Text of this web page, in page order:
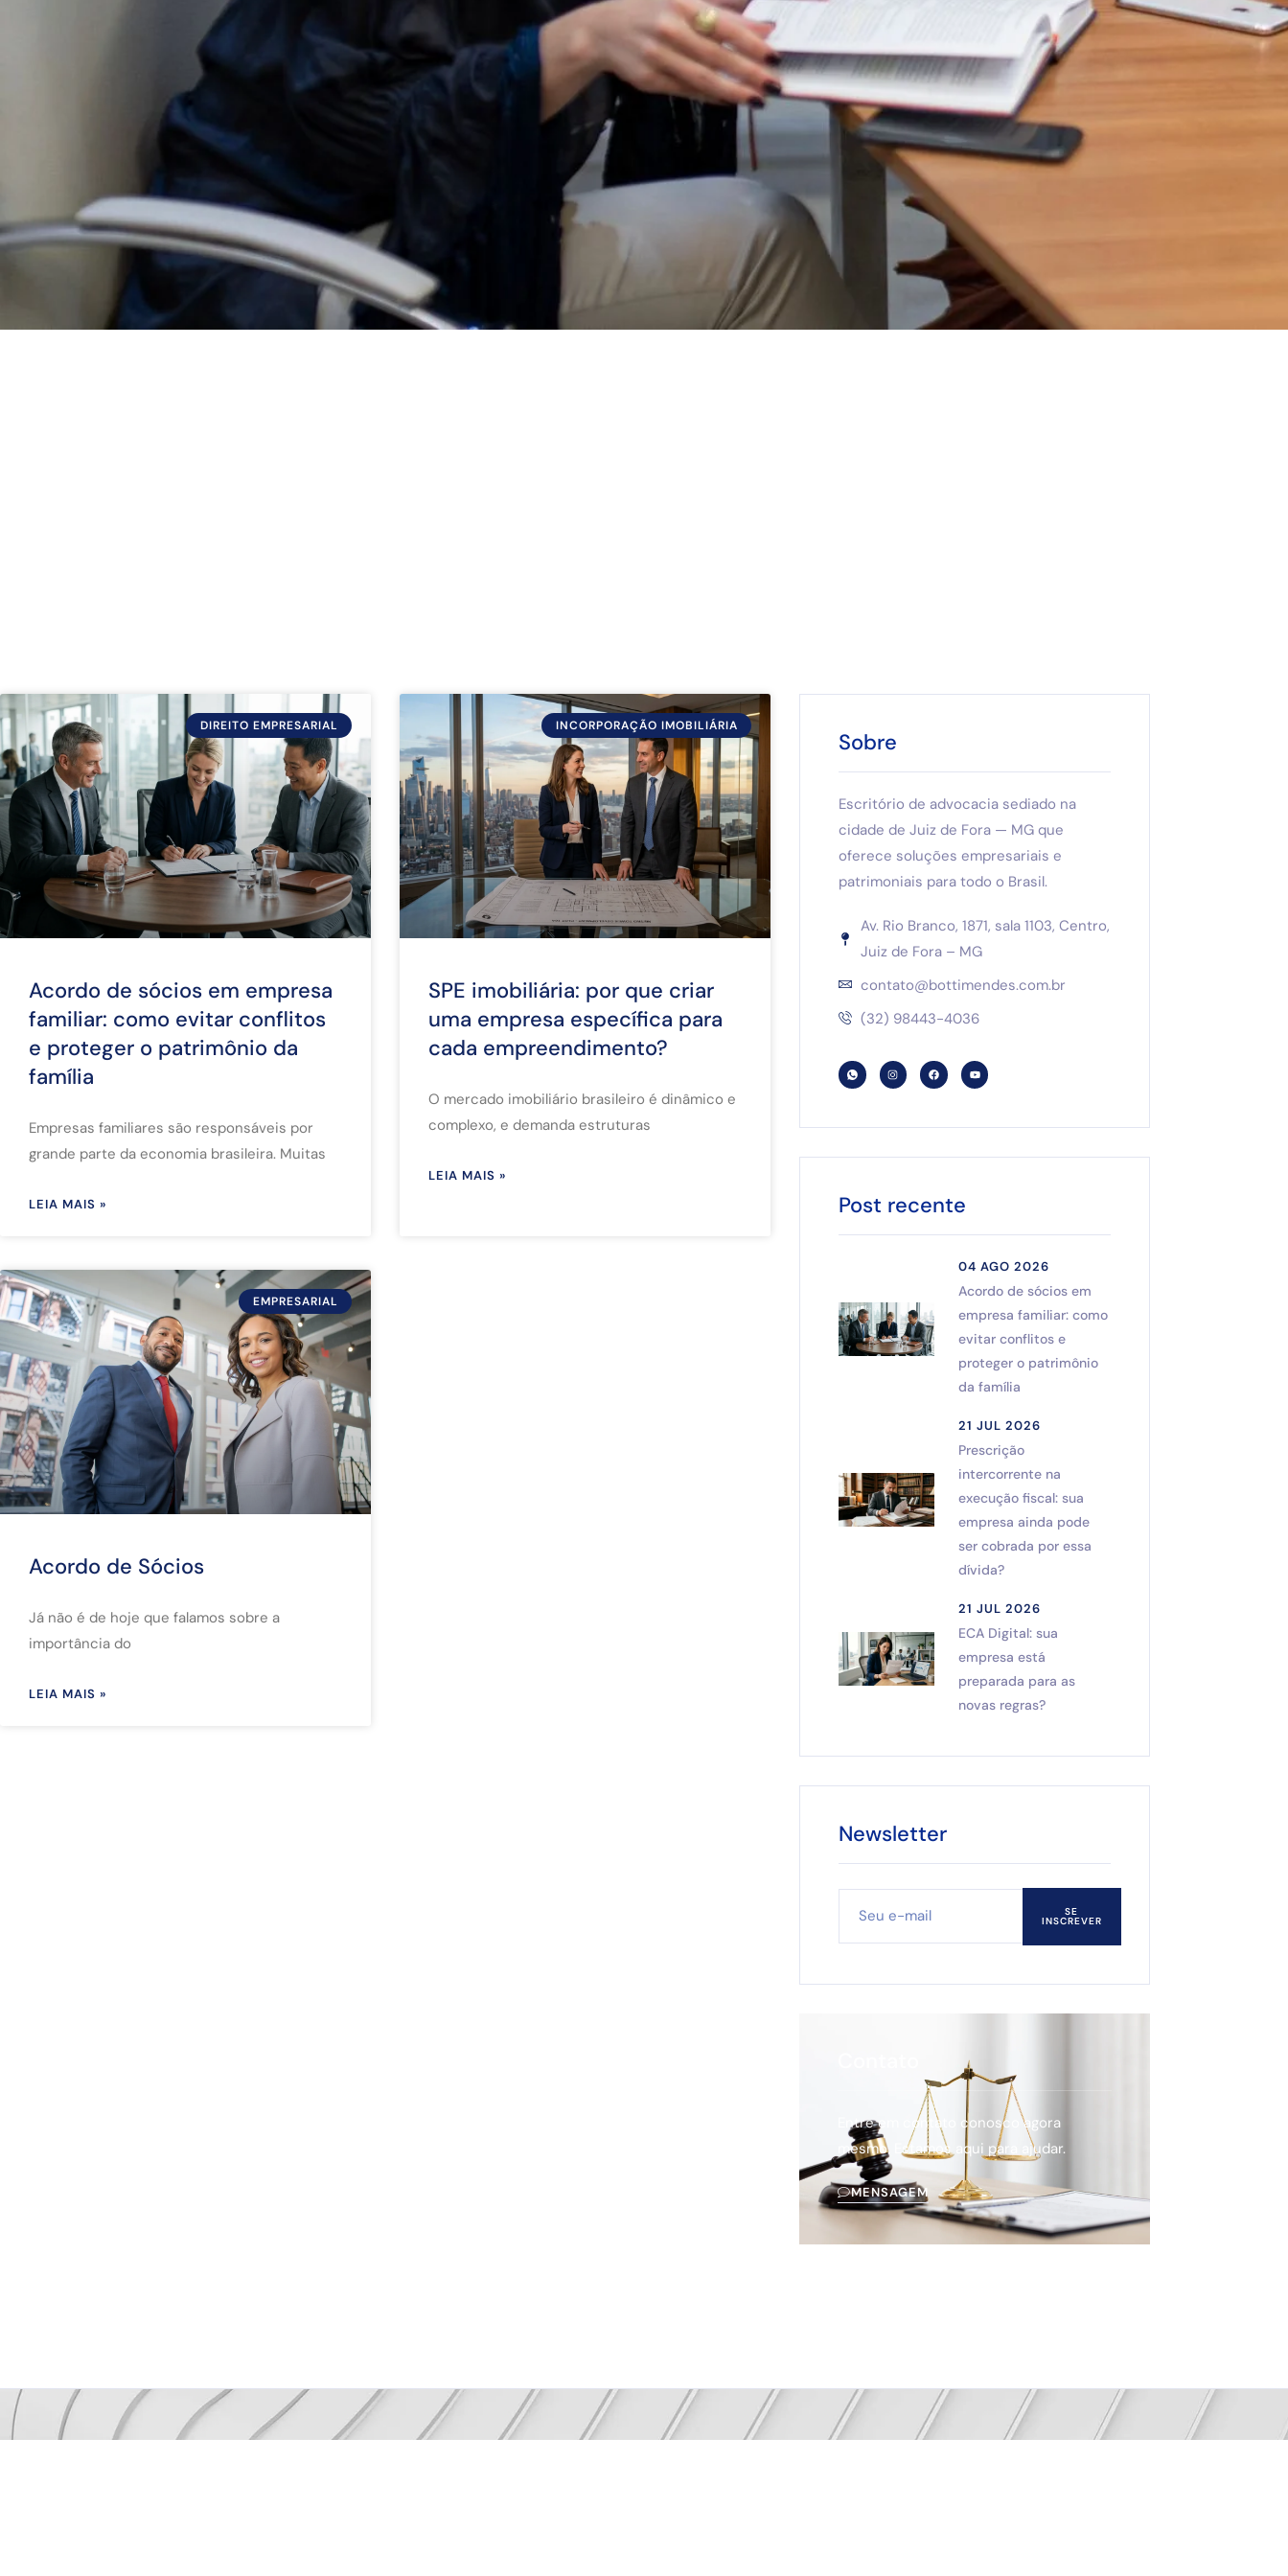
DIREITO EMPRESARIAL
Acordo de sócios em empresa
familiar: como evitar conflitos
e proteger o patrimônio da
família
Empresas familiares são responsáveis por
grande parte da economia brasileira. Muitas
LEIA MAIS »
INCORPORAÇÃO IMOBILIÁRIA
SPE imobiliária: por que criar
uma empresa específica para
cada empreendimento?
O mercado imobiliário brasileiro é dinâmico e
complexo, e demanda estruturas
LEIA MAIS »
EMPRESARIAL
Acordo de Sócios
Já não é de hoje que falamos sobre a
importância do
LEIA MAIS »
Sobre
Escritório de advocacia sediado na
cidade de Juiz de Fora — MG que
oferece soluções empresariais e
patrimoniais para todo o Brasil.
Av. Rio Branco, 1871, sala 1103, Centro,
Juiz de Fora – MG
contato@bottimendes.com.br
(32) 98443-4036
Post recente
04 AGO 2026
Acordo de sócios em
empresa familiar: como
evitar conflitos e
proteger o patrimônio
da família
21 JUL 2026
Prescrição
intercorrente na
execução fiscal: sua
empresa ainda pode
ser cobrada por essa
dívida?
21 JUL 2026
ECA Digital: sua
empresa está
preparada para as
novas regras?
Newsletter
SE
INSCREVER
Entre em contato conosco agora
mesmo. Estamos aqui para ajudar.
MENSAGEM